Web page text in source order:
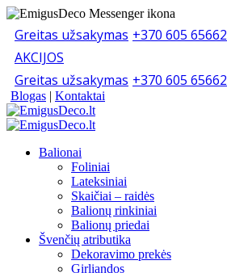
Greitas užsakymas +370 605 65662
AKCIJOS
Greitas užsakymas +370 605 65662
Blogas | Kontaktai
Balionai
Foliniai
Lateksiniai
Skaičiai – raidės
Balionų rinkiniai
Balionų priedai
Švenčių atributika
Dekoravimo prekės
Girliandos